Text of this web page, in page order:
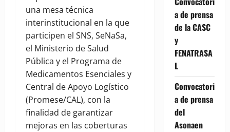
una mesa técnica
interinstitucional en la que
participen el SNS, SeNaSa,
el Ministerio de Salud
Pública y el Programa de
Medicamentos Esenciales y
Central de Apoyo Logístico
(Promese/CAL), con la
finalidad de garantizar
mejoras en las coberturas
a de prensa
de la CASC
y
FENATRASA
L
Convocatori
a de prensa
del
Asonaen